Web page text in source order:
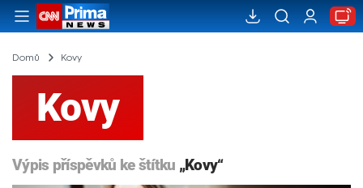
Domů Kovy
Kovy
Výpis příspěvků ke štítku „Kovy“